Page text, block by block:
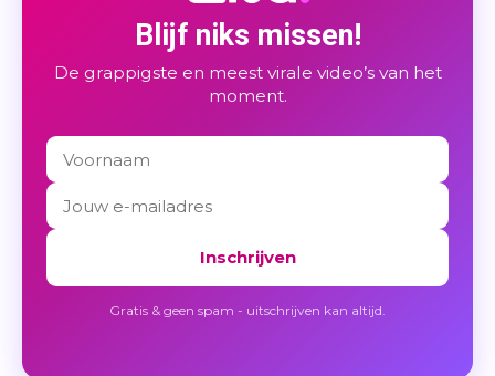
Blijf niks missen!
De grappigste en meest virale video’s van het
moment.
Inschrijven
Gratis & geen spam - uitschrijven kan altijd.